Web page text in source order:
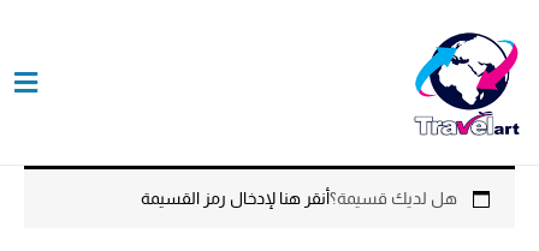
المحتوى
هل لديك قسيمة؟أنقر هنا لإدخال رمز القسيمة
الجناح،
الوحدة،
إلخ.